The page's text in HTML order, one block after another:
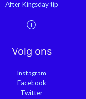
After Kingsday tip
Volg ons
Instagram
Facebook
Twitter